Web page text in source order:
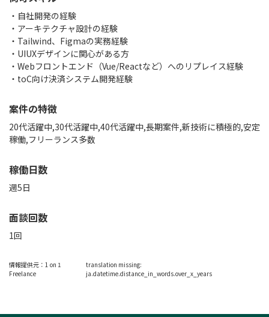
・自社開発の経験
・アーキテクチャ設計の経験
・Tailwind、Figmaの実務経験
・UIUXデザインに関心がある方
・Webフロントエンド（Vue/Reactなど）へのリプレイス経験
・toC向け決済システム開発経験
案件の特徴
20代活躍中,30代活躍中,40代活躍中,長期案件,新技術に積極的,安定
稼働,フリーランス多数
稼働日数
週5日
面談回数
1回
情報提供元： 1 on 1
Freelance
translation missing:
ja.datetime.distance_in_words.over_x_years